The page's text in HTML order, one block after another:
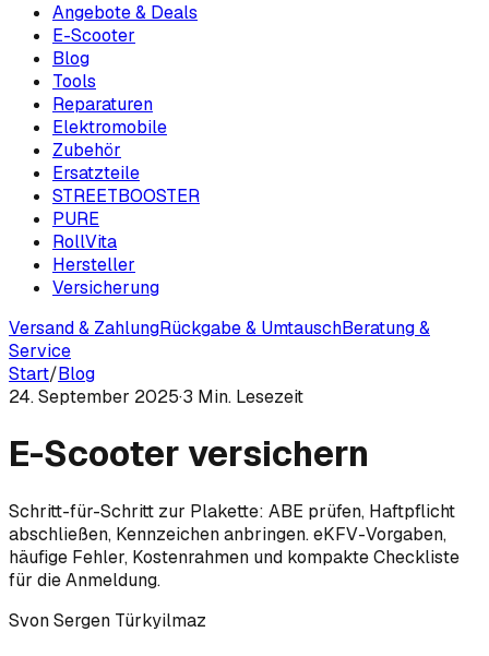
Angebote & Deals
E-Scooter
Blog
Tools
Reparaturen
Elektromobile
Zubehör
Ersatzteile
STREETBOOSTER
PURE
RollVita
Hersteller
Versicherung
Versand & ZahlungRückgabe & UmtauschBeratung &
Service
Start/Blog
24. September 2025·3 Min. Lesezeit
E-Scooter versichern
Schritt-für-Schritt zur Plakette: ABE prüfen, Haftpflicht
abschließen, Kennzeichen anbringen. eKFV-Vorgaben,
häufige Fehler, Kostenrahmen und kompakte Checkliste
für die Anmeldung.
SvonSergen Türkyilmaz